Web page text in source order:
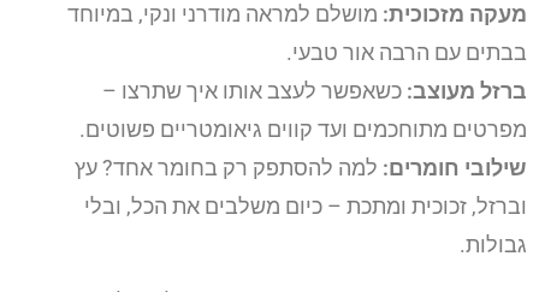
מעקה מזכוכית: מושלם למראה מודרני ונקי, במיוחד
בבתים עם הרבה אור טבעי.
ברזל מעוצב: כשאפשר לעצב אותו איך שתרצו –
מפרטים מתוחכמים ועד קווים גיאומטריים פשוטים.
שילובי חומרים: למה להסתפק רק בחומר אחד? עץ
וברזל, זכוכית ומתכת – כיום משלבים את הכל, ובלי
גבולות.